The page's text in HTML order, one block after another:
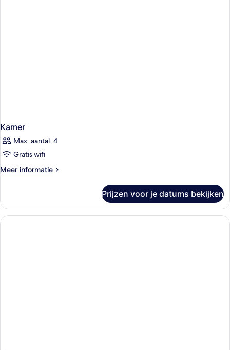
Kamer
Max. aantal: 4
Gratis wifi
Meer informatie
Meer
Prijzen voor je datums bekijken